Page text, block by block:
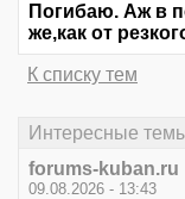
Погибаю. Аж в
же,как от
К списку тем
Интересные
forums-kuban.ru
09.08.2026 - 13:43